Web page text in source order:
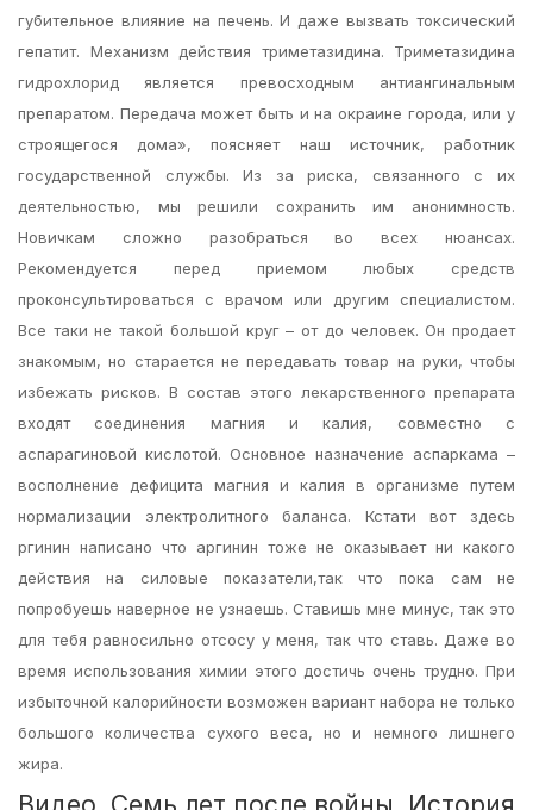
губительное влияние на печень. И даже вызвать токсический
гепатит. Механизм действия триметазидина. Триметазидина
гидрохлорид является превосходным антиангинальным
препаратом. Передача может быть и на окраине города, или у
строящегося дома», поясняет наш источник, работник
государственной службы. Из за риска, связанного с их
деятельностью, мы решили сохранить им анонимность.
Новичкам сложно разобраться во всех нюансах.
Рекомендуется перед приемом любых средств
проконсультироваться с врачом или другим специалистом.
Все таки не такой большой круг – от до человек. Он продает
знакомым, но старается не передавать товар на руки, чтобы
избежать рисков. В состав этого лекарственного препарата
входят соединения магния и калия, совместно с
аспарагиновой кислотой. Основное назначение аспаркама –
восполнение дефицита магния и калия в организме путем
нормализации электролитного баланса. Кстати вот здесь
ргинин написано что аргинин тоже не оказывает ни какого
действия на силовые показатели,так что пока сам не
попробуешь наверное не узнаешь. Ставишь мне минус, так это
для тебя равносильно отсосу у меня, так что ставь. Даже во
время использования химии этого достичь очень трудно. При
избыточной калорийности возможен вариант набора не только
большого количества сухого веса, но и немного лишнего
жира.